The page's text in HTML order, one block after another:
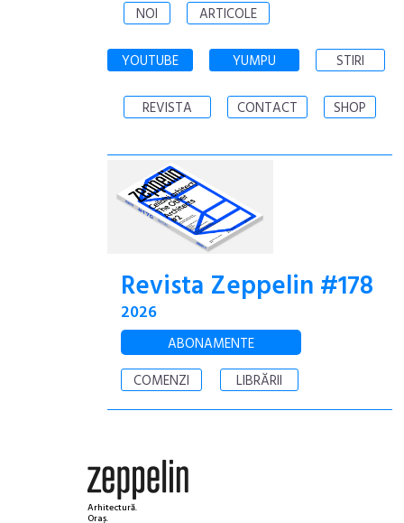
NOI ARTICOLE
YOUTUBE YUMPU STIRI
REVISTA CONTACT SHOP
Revista Zeppelin #178
2026
ABONAMENTE
COMENZI
LIBRĂRII
Arhitectură.
Oraș.